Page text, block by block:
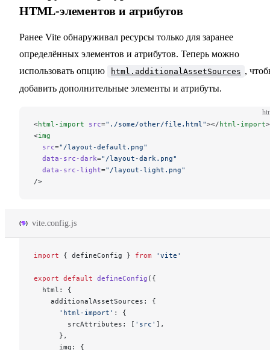
HTML-элементов и атрибутов
Ранее Vite обнаруживал ресурсы только для заранее
определённых элементов и атрибутов. Теперь можно
использовать опцию
html.additionalAssetSources ,
добавить дополнительные элементы и атрибуты.
<html-import src="./some/other/file.html"></ html-import>
<img
  src
="/layout-default.png"
  data-src-dark
="/layout-dark.png"
  data-src-light
="/layout-light.png"
/>
vite.config.js
import { defineConfig } from 'vite'
export default defineConfig ({
  html: {
    additionalAssetSources: {
      'html-import'
: {
        srcAttributes: [
'src' ],
      },
      img: {